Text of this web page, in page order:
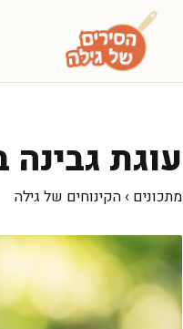
עוגת
מתכונים › הקינוחים של גילה